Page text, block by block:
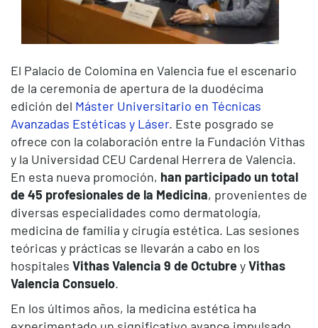
El Palacio de Colomina en Valencia fue el escenario
de la ceremonia de apertura de la duodécima
edición del Máster Universitario en Técnicas
Avanzadas Estéticas y Láser. Este posgrado se
ofrece con la colaboración entre la Fundación Vithas
y la Universidad CEU Cardenal Herrera de Valencia.
En esta nueva promoción, han participado un total
de 45 profesionales de la Medicina, provenientes de
diversas especialidades como dermatología,
medicina de familia y cirugía estética. Las sesiones
teóricas y prácticas se llevarán a cabo en los
hospitales Vithas Valencia 9 de OctubreyVithas
Valencia Consuelo.
En los últimos años, la medicina estética ha